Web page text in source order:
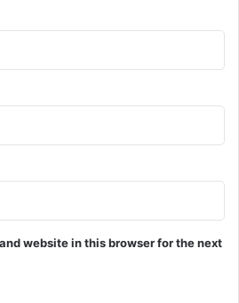
website in this browser for the next